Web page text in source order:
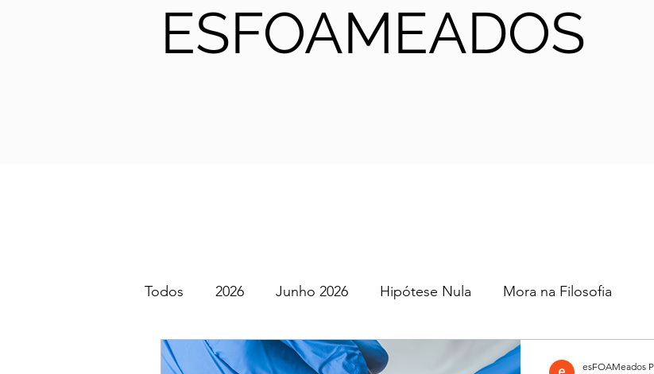
ESFOAMEADOS
Todos 2026 Junho 2026 Hipótese Nula Mora na Filosofia
SGEM PT Podcast 2025 2024 2022
esFOAMeados